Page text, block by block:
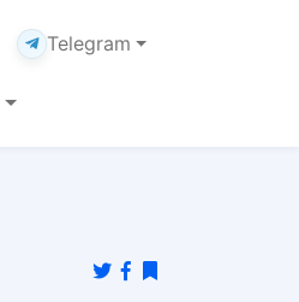
Telegram